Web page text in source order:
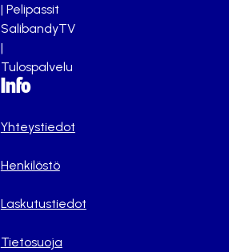
| Pelipassit
SalibandyTV
|
Tulospalvelu
Info
Yhteystiedot
Henkilöstö
Laskutustiedot
Tietosuoja